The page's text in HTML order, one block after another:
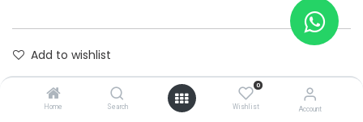
Home Search
0
Wishlist Account
Add to wishlist
Contact Us